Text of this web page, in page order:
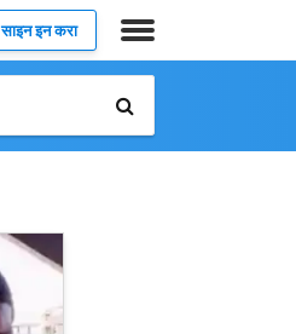
साइन इन करा